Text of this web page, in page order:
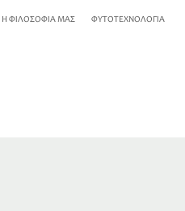
Η ΦΙΛΟΣΟΦΙΑ ΜΑΣ ΦΥΤΟΤΕΧΝΟΛΟΓΙΑ